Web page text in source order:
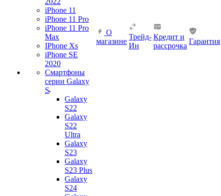
iPhone 11
iPhone 11 Pro
iPhone 11 Pro
Max
IPhone Xs
iPhone SE
2020
Смартфоны
серии Galaxy
S
Galaxy
S22
Galaxy
S22
Ultra
Galaxy
S23
Galaxy
S23 Plus
Galaxy
S24
О
магазине
Трейд-
Ин
Кредит и
рассрочка
Гарантия